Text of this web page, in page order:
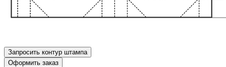
Запросить контур штампа
Оформить заказ